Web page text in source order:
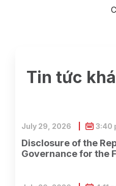
Tin tức
Disclosure of the
Governance for the
July 29, 2026 3:40